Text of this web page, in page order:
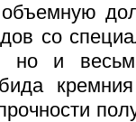
со
но и